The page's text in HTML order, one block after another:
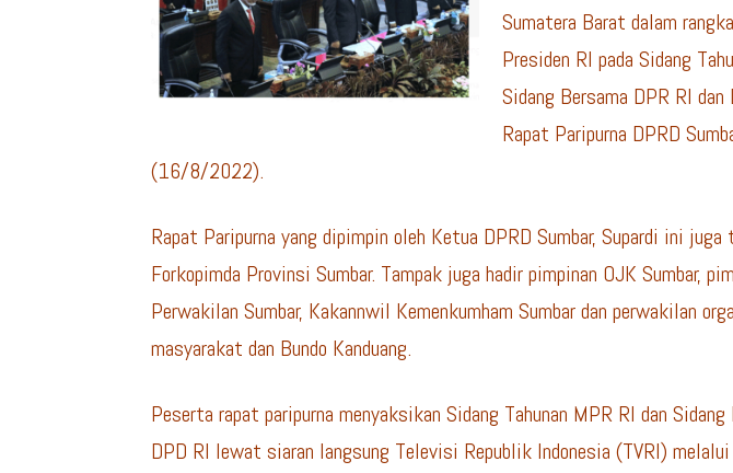
Sumatera Barat dalam
Presiden RI pada Sidang
Sidang Bersama DPR RI dan
Rapat Paripurna DPRD
(16/8/2022).
Rapat Paripurna yang dipimpin oleh Ketua DPRD Sumbar, Supardi ini
Forkopimda Provinsi Sumbar. Tampak juga hadir pimpinan OJK Sumbar,
Perwakilan Sumbar, Kakannwil Kemenkumham Sumbar dan perwakilan
masyarakat dan Bundo Kanduang.
Peserta rapat paripurna menyaksikan Sidang Tahunan MPR RI dan Sidang
DPD RI lewat siaran langsung Televisi Republik Indonesia (TVRI)